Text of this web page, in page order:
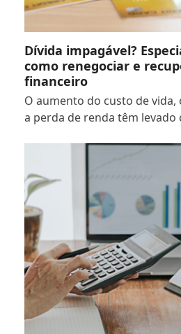
Dívida impagável?
como renegociar e
financeiro
O aumento do custo de vida,
a perda de renda têm levado